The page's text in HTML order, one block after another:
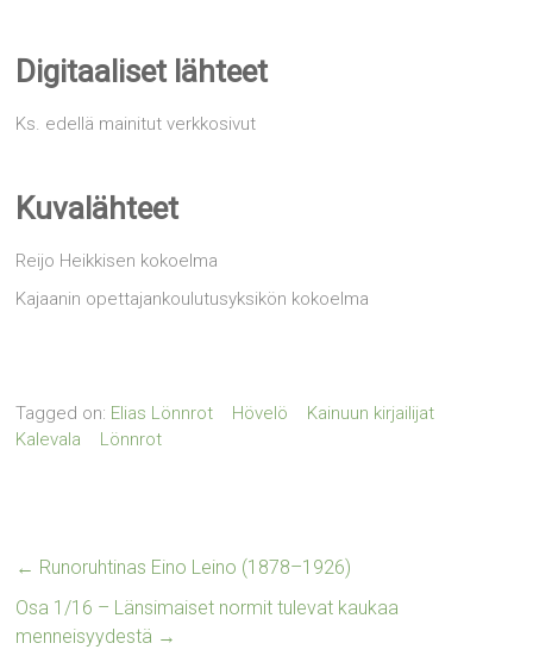
Digitaaliset lähteet
Ks. edellä mainitut verkkosivut
Kuvalähteet
Reijo Heikkisen kokoelma
Kajaanin opettajankoulutusyksikön kokoelma
Tagged on: Elias Lönnrot Hövelö
Kainuun kirjailijat
Kalevala
Lönnrot
← Runoruhtinas Eino Leino (1878–1926)
Osa 1/16 – Länsimaiset normit tulevat kaukaa
menneisyydestä →